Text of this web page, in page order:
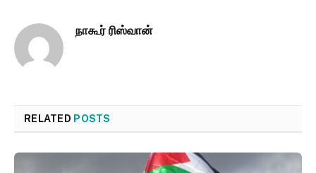
நாகூர் ரிஸ்வான்
RELATED POSTS